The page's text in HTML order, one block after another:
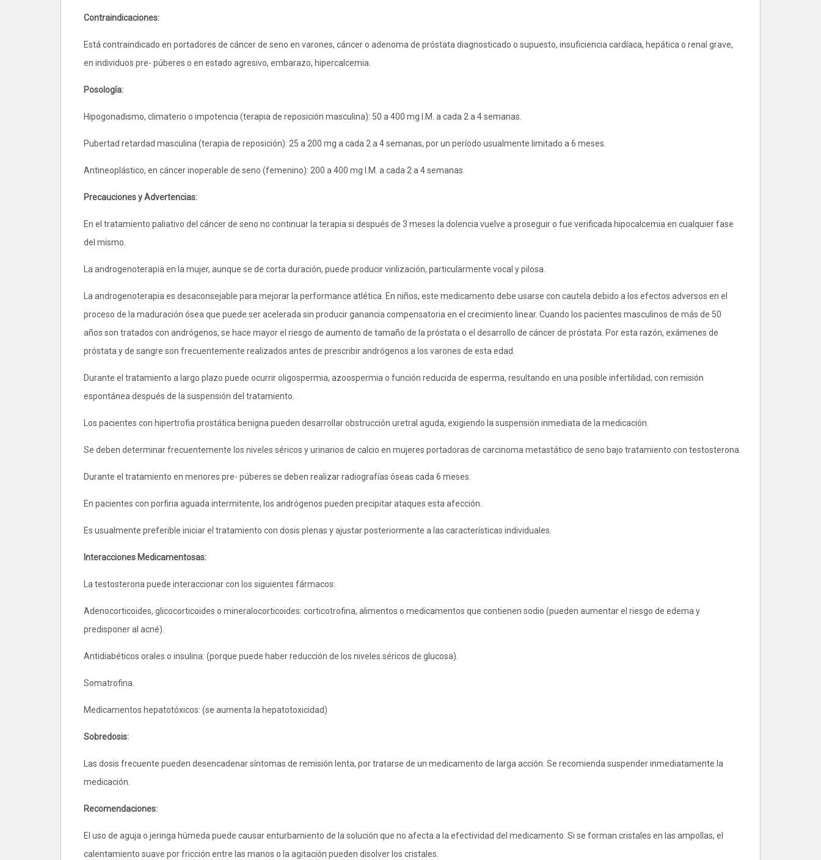
Contraindicaciones:
Está contraindicado en portadores de cáncer de seno en varones, cáncer o adenoma de próstata diagnosticado o supuesto, insuficiencia cardíaca, hepática o renal grave,
en individuos pre- púberes o en estado agresivo, embarazo, hipercalcemia.
Posología:
Hipogonadismo, climaterio o impotencia (terapia de reposición masculina): 50 a 400 mg I.M. a cada 2 a 4 semanas.
Pubertad retardad masculina (terapia de reposición): 25 a 200 mg a cada 2 a 4 semanas, por un período usualmente limitado a 6 meses.
Antineoplástico, en cáncer inoperable de seno (femenino): 200 a 400 mg I.M. a cada 2 a 4 semanas.
Precauciones y Advertencias:
En el tratamiento paliativo del cáncer de seno no continuar la terapia si después de 3 meses la dolencia vuelve a proseguir o fue verificada hipocalcemia en cualquier fase
del mismo.
La androgenoterapia en la mujer, aunque se de corta duración, puede producir virilización, particularmente vocal y pilosa.
La androgenoterapia es desaconsejable para mejorar la performance atlética. En niños, este medicamento debe usarse con cautela debido a los efectos adversos en el
proceso de la maduración ósea que puede ser acelerada sin producir ganancia compensatoria en el crecimiento linear. Cuando los pacientes masculinos de más de 50
años son tratados con andrógenos, se hace mayor el riesgo de aumento de tamaño de la próstata o el desarrollo de cáncer de próstata. Por esta razón, exámenes de
próstata y de sangre son frecuentemente realizados antes de prescribir andrógenos a los varones de esta edad.
Durante el tratamiento a largo plazo puede ocurrir oligospermia, azoospermia o función reducida de esperma, resultando en una posible infertilidad, con remisión
espontánea después de la suspensión del tratamiento.
Los pacientes con hipertrofia prostática benigna pueden desarrollar obstrucción uretral aguda, exigiendo la suspensión inmediata de la medicación.
Se deben determinar frecuentemente los niveles séricos y urinarios de calcio en mujeres portadoras de carcinoma metastático de seno bajo tratamiento con testosterona.
Durante el tratamiento en menores pre- púberes se deben realizar radiografías óseas cada 6 meses.
En pacientes con porfiria aguada intermitente, los andrógenos pueden precipitar ataques esta afección.
Es usualmente preferible iniciar el tratamiento con dosis plenas y ajustar posteriormente a las características individuales.
Interacciones Medicamentosas:
La testosterona puede interaccionar con los siguientes fármacos:
Adenocorticoides, glicocorticoides o mineralocorticoides: corticotrofina, alimentos o medicamentos que contienen sodio (pueden aumentar el riesgo de edema y
predisponer al acné).
Antidiabéticos orales o insulina: (porque puede haber reducción de los niveles séricos de glucosa).
Somatrofina.
Medicamentos hepatotóxicos: (se aumenta la hepatotoxicidad)
Sobredosis:
Las dosis frecuente pueden desencadenar síntomas de remisión lenta, por tratarse de un medicamento de larga acción. Se recomienda suspender inmediatamente la
medicación.
Recomendaciones:
El uso de aguja o jeringa húmeda puede causar enturbamiento de la solución que no afecta a la efectividad del medicamento. Si se forman cristales en las ampollas, el
calentamiento suave por fricción entre las manos o la agitación pueden disolver los cristales.